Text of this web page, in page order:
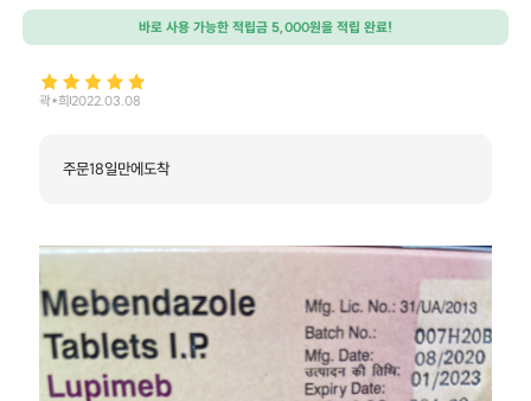
바로 사용 가능한 적립금 5,000원을 적립 완료!
곽*희2022.03.08
주문18일만에도착